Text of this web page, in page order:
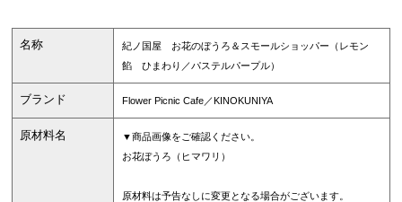
名称
紀ノ国屋 お花のぼうろ＆スモールショッパー（レモン
餡 ひまわり／パステルパープル）
ブランド Flower Picnic Cafe／KINOKUNIYA
原材料名
▼商品画像をご確認ください。
お花ぼうろ（ヒマワリ）
原材料は予告なしに変更となる場合がございます。